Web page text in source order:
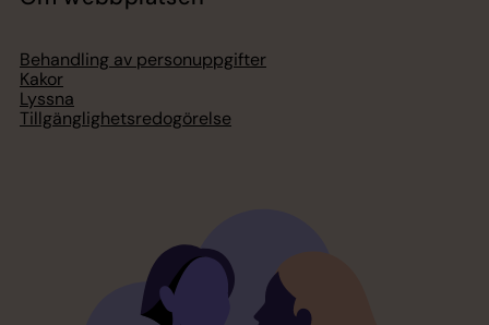
Behandling av personuppgifter
Kakor
Lyssna
Tillgänglighetsredogörelse